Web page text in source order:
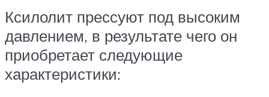
Ксилолит прессуют под высоким
давлением, в результате чего он
приобретает следующие
характеристики: